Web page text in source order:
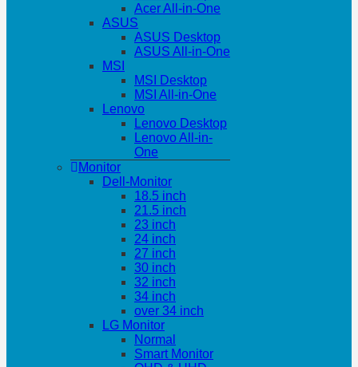
Acer All-in-One
ASUS
ASUS Desktop
ASUS All-in-One
MSI
MSI Desktop
MSI All-in-One
Lenovo
Lenovo Desktop
Lenovo All-in-
One
Monitor
Dell-Monitor
18.5 inch
21.5 inch
23 inch
24 inch
27 inch
30 inch
32 inch
34 inch
over 34 inch
LG Monitor
Normal
Smart Monitor